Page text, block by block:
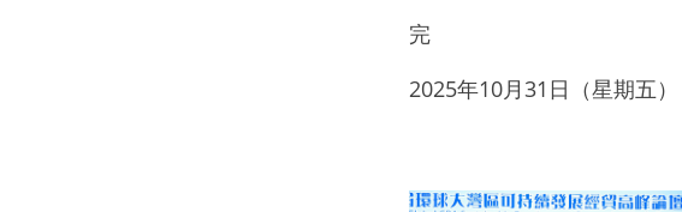
完
2025年10月31日（星期五）